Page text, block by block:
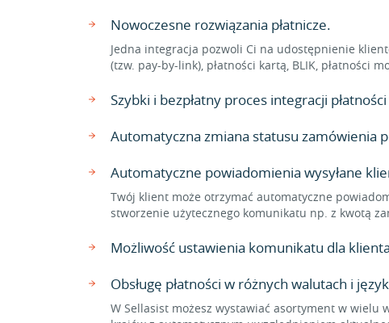
Nowoczesne rozwiązania płatnicze.
Jedna integracja pozwoli Ci na udostępnienie
(tzw. pay-by-link), płatności kartą, BLIK, płatności
Szybki i bezpłatny proces integracji
Automatyczna zmiana statusu zamówienia
Automatyczne powiadomienia wysyłane
Twój klient może otrzymać automatyczne
stworzenie użytecznego komunikatu np. z kwotą
Możliwość ustawienia komunikatu dla
Obsługę płatności w różnych walutach i
W Sellasist możesz wystawiać asortyment w wielu